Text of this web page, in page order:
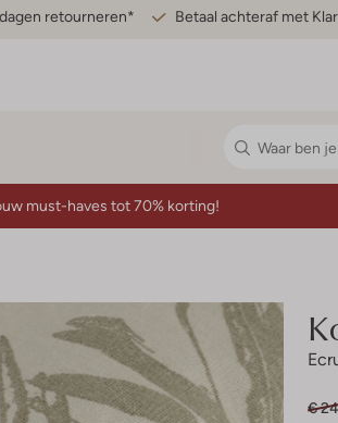
retourneren* Betaal achteraf met
must-haves tot 70% korting!
€